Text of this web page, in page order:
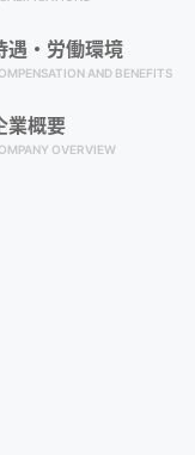
遇・労働環境
AND BENEFITS
業概要
OVERVIEW